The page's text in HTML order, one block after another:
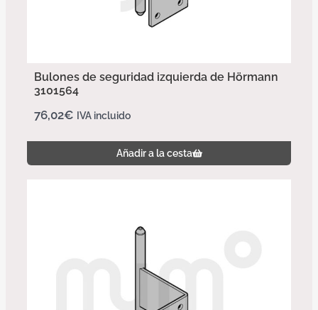
Bulones de seguridad izquierda de Hörmann
3101564
76,02€ IVA incluido
Añadir a la cesta